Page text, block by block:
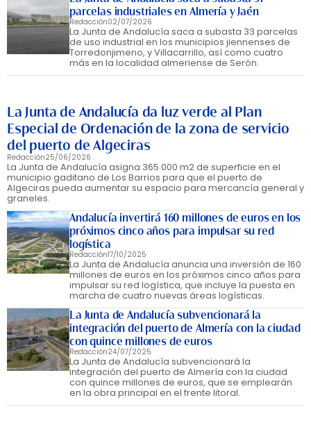
parcelas industriales en Almería y Jaén
Redacción02/07/2026
La Junta de Andalucía saca a subasta 33 parcelas
de uso industrial en los municipios jiennenses de
Torredonjimeno, y Villacarrillo, así como cuatro
más en la localidad almeriense de Serón.
La Junta de Andalucía da luz verde al Plan
Especial de Ordenación de la zona de servicio
del puerto de Algeciras
Redacción25/06/2026
La Junta de Andalucía asigna 365.000 m2 de superficie en el
municipio gaditano de Los Barrios para que el puerto de
Algeciras pueda aumentar su espacio para mercancía general y
graneles.
Andalucía invertirá 160 millones de euros en los
próximos cinco años para impulsar su red
logística
Redacción17/10/2025
La Junta de Andalucía anuncia una inversión de 160
millones de euros en los próximos cinco años para
impulsar su red logística, que incluye la puesta en
marcha de cuatro nuevas áreas logísticas.
La Junta de Andalucía subvencionará la
integración del puerto de Almería con la ciudad
con quince millones de euros
Redacción24/07/2025
La Junta de Andalucía subvencionará la
integración del puerto de Almería con la ciudad
con quince millones de euros, que se emplearán
en la obra principal en el frente litoral.